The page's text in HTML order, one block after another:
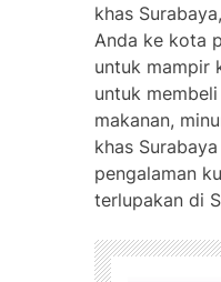
khas
Anda ke kota
untuk mampir
untuk
makanan,
khas
pengalaman
terlupakan di